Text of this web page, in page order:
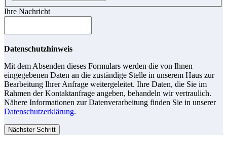
Ihre Nachricht
Datenschutzhinweis
Mit dem Absenden dieses Formulars werden die von Ihnen
eingegebenen Daten an die zuständige Stelle in unserem Haus zur
Bearbeitung Ihrer Anfrage weitergeleitet. Ihre Daten, die Sie im
Rahmen der Kontaktanfrage angeben, behandeln wir vertraulich.
Nähere Informationen zur Datenverarbeitung finden Sie in unserer
Datenschutzerklärung.
Nächster Schritt